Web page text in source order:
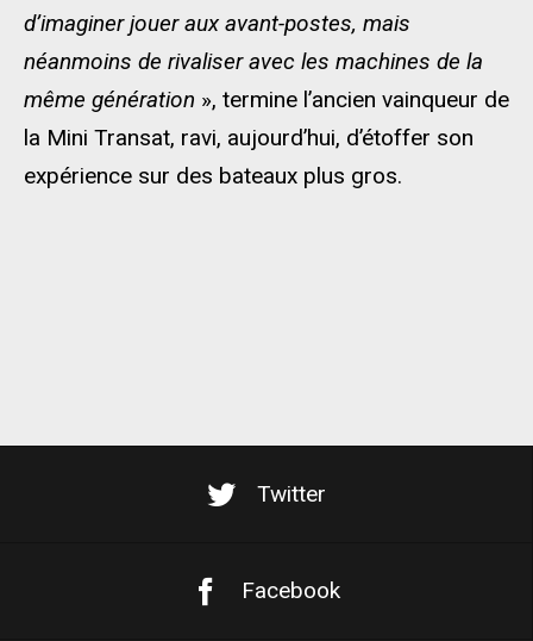
d’imaginer jouer aux avant-postes, mais
néanmoins de rivaliser avec les machines de la
même génération », termine l’ancien vainqueur de
la Mini Transat, ravi, aujourd’hui, d’étoffer son
expérience sur des bateaux plus gros.
Twitter
Facebook